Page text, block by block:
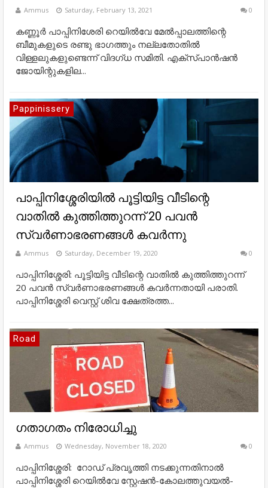
Ammus Saturday, February 13, 2021 0
കണ്ണൂർ പാപ്പിനിശേരി റെയിൽവേ മേൽപ്പാലത്തിന്റെ
ബീമുകളുടെ രണ്ടു ഭാഗത്തും നല്ലതോതിൽ
വിള്ളലുകളുണ്ടെന്ന്‌ വിദഗ്‌ധ സമിതി. എക്‌സ്‌പാൻഷൻ
ജോയിന്റുകളില...
Pappinissery
പാപ്പിനിശ്ശേരിയിൽ പൂട്ടിയിട്ട വീടിന്റെ
വാതിൽ കുത്തിത്തുറന്ന് 20 പവൻ
സ്വർണാഭരണങ്ങൾ കവർന്നു
Ammus Saturday, December 19, 2020 0
പാപ്പിനിശ്ശേരി: പൂട്ടിയിട്ട വീടിന്റെ വാതിൽ കുത്തിത്തുറന്ന്
20 പവൻ സ്വർണാഭരണങ്ങൾ കവർന്നതായി പരാതി.
പാപ്പിനിശ്ശേരി വെസ്റ്റ് ശിവ ക്ഷേത്രത്ത...
Road
ഗതാഗതം നിരോധിച്ചു
Ammus Wednesday, November 18, 2020 0
പാപ്പിനിശ്ശേരി: റോഡ് പ്രവൃത്തി നടക്കുന്നതിനാൽ
പാപ്പിനിശ്ശേരി റെയിൽവേ സ്റ്റേഷൻ-കോലത്തുവയൽ-